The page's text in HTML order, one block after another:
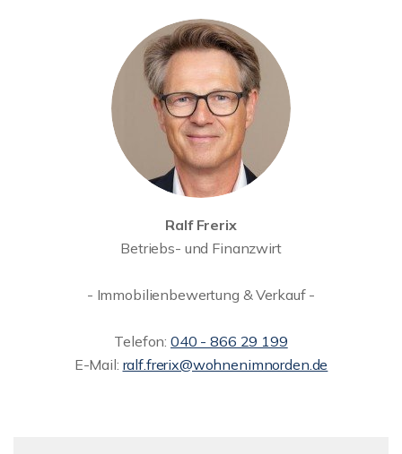
Ralf Frerix
Betriebs- und Finanzwirt
- Immobilienbewertung & Verkauf -
Telefon: 040 - 866 29 199
E-Mail: ralf.frerix@wohnenimnorden.de